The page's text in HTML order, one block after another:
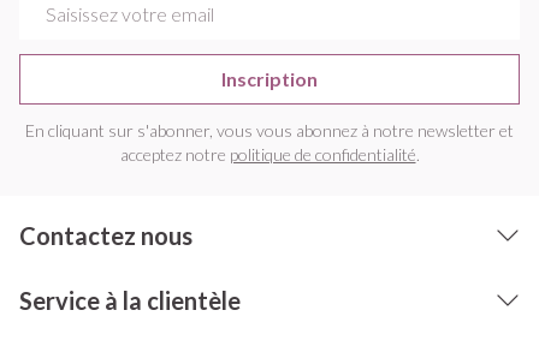
Inscription
En cliquant sur s'abonner, vous vous abonnez à notre newsletter et
acceptez notre politique de confidentialité.
Contactez nous
Service à la clientèle